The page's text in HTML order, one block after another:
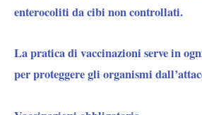
enterocoliti da cibi non controllati.
La pratica di vaccinazioni serve in
per proteggere gli organismi